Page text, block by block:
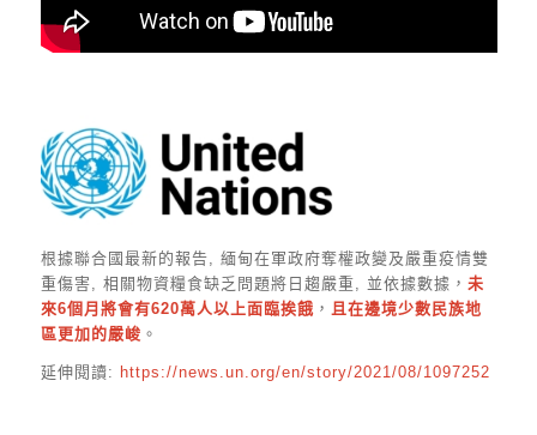
根據聯合國最新的報告, 緬甸在軍政府奪權政變及嚴重疫情雙
重傷害, 相關物資糧食缺乏問題將日趨嚴重, 並依據數據， 未
來6個月將會有620萬人以上面臨挨餓 ， 且在邊境少數民族地
區更加的嚴峻 。
延伸閱讀: https://news.un.org/en/story/2021/08/1097252